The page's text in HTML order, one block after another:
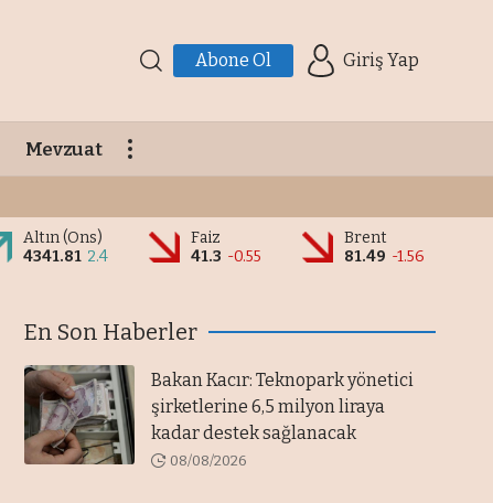
Abone Ol Giriş Yap
Mevzuat
Altın (Ons)
4341.81 2.4
Faiz
41.3 -0.55
Brent
81.49 -1.56
En Son Haberler
Bakan Kacır: Teknopark yönetici
şirketlerine 6,5 milyon liraya
kadar destek sağlanacak
08/08/2026